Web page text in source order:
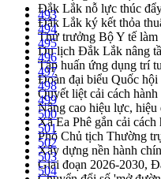
Đắk Lắk nỗ lực thúc
Đắk Lắk ký kết thỏa
Thứ trưởng Bộ Y tế
Du lịch Đắk Lắk nâng
Tập huấn ứng dụng trí
Đoàn đại biểu Quốc
Quyết liệt cải cách
Nâng cao hiệu lực,
Xã Ea Phê gắn cải
Phó Chủ tịch Thường
Xây dựng nền hành
Giai đoạn 2026-2030,
493
494
495
496
497
498
499
500
501
502
503
504